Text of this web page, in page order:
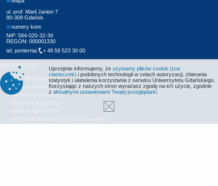
ul. prof. Marii Janion 7
80-309 Gdańsk
numery kont
NIP: 584-020-32-39
REGON: 000001330
tel. portiernia:
+ 48 58 523 30 00
Wydziały UG
Wydział Biologii
Wydział Chemii
Wydział Ekonomiczny
Uprzejmie informujemy, że używamy plików cookie (tzw.
ciasteczek) i podobnych technologii w celach autoryzacji, zbierania
statystyk i ułatwienia korzystania z serwisu Uniwersytetu Gdańskiego.
Korzystając z naszych stron wyrażasz zgodę na ich użycie, zgodnie
z aktualnymi ustawieniami Twojej przeglądarki